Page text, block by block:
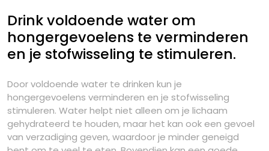
Drink voldoende water om
hongergevoelens te verminderen
en je stofwisseling te stimuleren.
Door voldoende water te drinken kun je
hongergevoelens verminderen en je stofwisseling
stimuleren. Water helpt niet alleen om je lichaam
gehydrateerd te houden, maar het kan ook een gevoel
van verzadiging geven, waardoor je minder geneigd